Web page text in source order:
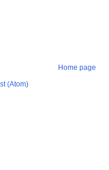
Home page
(Atom)